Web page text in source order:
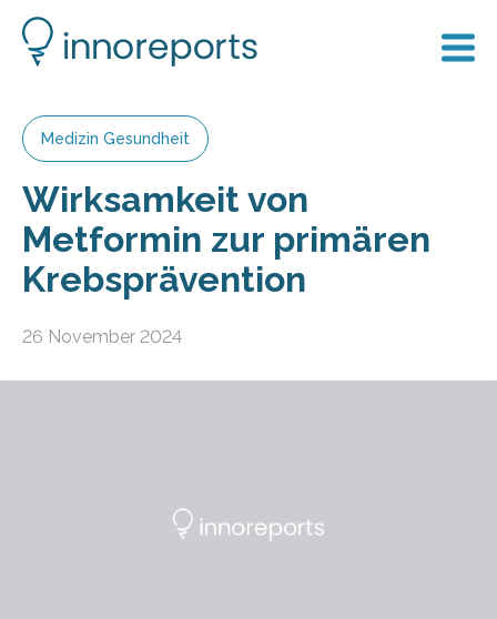
Medizin Gesundheit
Wirksamkeit von
Metformin zur primären
Krebsprävention
26 November 2024